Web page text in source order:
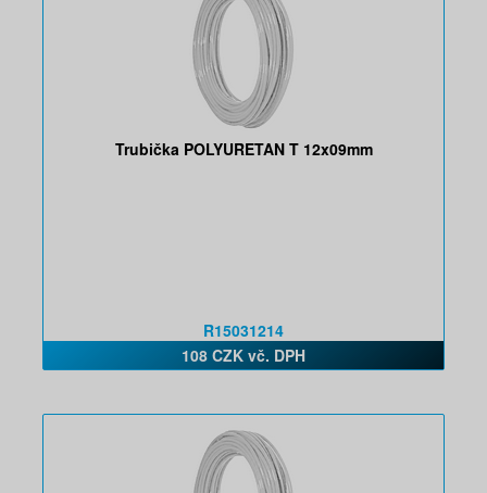
Trubička POLYURETAN T 12x09mm
R15031214
108 CZK vč. DPH